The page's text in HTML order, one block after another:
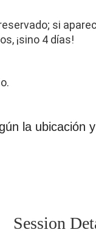
si
¡sino 4 días!
la ubicación
Session